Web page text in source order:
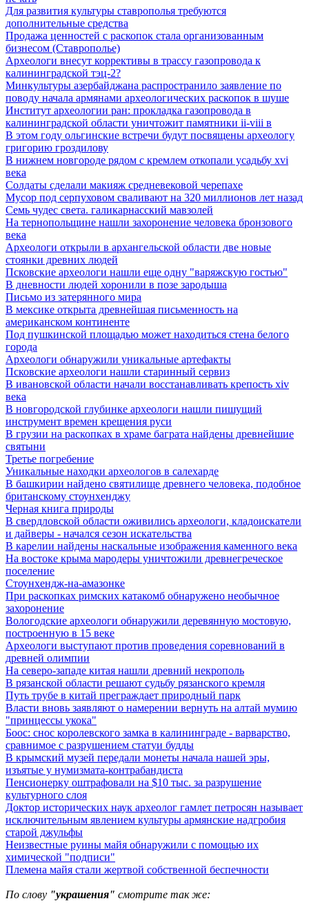
Для развития культуры ставрополья требуются
дополнительные средства
Продажа ценностей с раскопок стала организованным
бизнесом (Ставрополье)
Археологи внесут коррективы в трассу газопровода к
калининградской тэц-2?
Минкультуры азеpбайджана распространило заявление по
поводу начала аpмянами археологических раскопок в шуше
Институт археологии ран: прокладка газопровода в
калининградской области уничтожит памятники ii-viii в
В этом году ольгинские встречи будут посвящены археологу
григорию гроздилову
В нижнем новгороде рядом с кремлем откопали усадьбу xvi
века
Солдаты сделали макияж средневековой черепахе
Мусор под cерпуховом сваливают на 320 миллионов лет назад
Семь чудес света. галикарнасский мавзолей
На тернопольщине нашли захоронение человека бронзового
века
Археологи открыли в архангельской области две новые
стоянки древних людей
Псковские археологи нашли еще одну "варяжскую гостью"
В дневности людей хоронили в позе зародыша
Письмо из затерянного мира
В мексике открыта древнейшая письменность на
американском континенте
Под пушкинской площадью может находиться стена белого
города
Археологи обнаружили уникальные артефакты
Псковские археологи нашли старинный сервиз
В ивановской области начали восстанавливать крепость xiv
века
В новгородской глубинке археологи нашли пишущий
инструмент времен крещения руси
В грузии на раскопках в храме баграта найдены древнейшие
святыни
Третье погребение
Уникальные находки археологов в салехарде
В башкирии найдено святилище древнего человека, подобное
британскому стоунхенджу
Черная книга природы
В свердловской области оживились археологи, кладоискатели
и дайверы - начался сезон искательства
В карелии найдены наскальные изображения каменного века
На востоке крыма мародеры уничтожили древнегреческое
поселение
Стоунхендж-на-амазонке
При раскопках римских катакомб обнаружено необычное
захоронение
Вологодские археологи обнаружили деревянную мостовую,
построенную в 15 веке
Археологи выступают против проведения соревнований в
древней олимпии
На северо-западе китая нашли древний некрополь
В рязанской области решают судьбу рязанского кремля
Путь трубе в китай преграждает природный парк
Власти вновь заявляют о намерении вернуть на алтай мумию
"принцессы укока"
Боос: снос королевского замка в калининграде - варварство,
сравнимое с разрушением статуи будды
В крымский музей передали монеты начала нашей эры,
изъятые у нумизмата-контрабандиста
Пенсионерку оштрафовали на $10 тыс. за разрушение
культурного слоя
Доктор исторических наук археолог гамлет петросян называет
исключительным явлением культуры армянские надгробия
старой джульфы
Неизвестные руины майя обнаружили с помощью их
химической "подписи"
Племена майя стали жертвой собственной беспечности
По слову "украшения" смотрите так же: